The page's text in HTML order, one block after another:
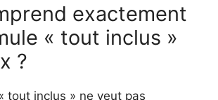
exactement
« tout inclus »
?
tout inclus » ne veut pas